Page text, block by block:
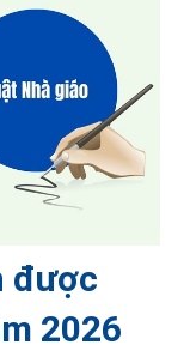
được
2026